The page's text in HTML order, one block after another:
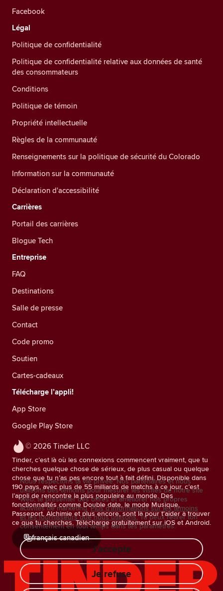
© 2026 Tinder LLC
Tinder, c’est là où les connexions commencent vraiment, que tu
cherches quelque chose de sérieux, de plus casual ou quelque
chose que tu n’as pas encore tout à fait défini. Disponible dans
190 pays, avec plus de 55 milliards de matchs à ce jour, c’est
l’appli de rencontre la plus populaire au monde. Des
fonctionnalités comme Double date, le mode Musique,
Passeport, Alchimie et plus encore, sont là pour t'aider à trouver
ce que tu cherches. Télécharge gratuitement sur iOS et Android.
français canadien
Facebook
Légal
Politique de confidentialité
Politique de confidentialité relative aux données de santé
des consommateurs
Conditions
Politique de témoin
Propriété intellectuelle
Règles de la communauté
Renseignements sur la politique de sécurité du Colorado
Information sur la communauté
Déclaration d'accessibilité
Carrières
Portail des carrières
Blogue Tech
Entreprise
FAQ
Destinations
Salle de presse
Contact
Code promo
Soutien
Cartes-cadeaux
Télécharge l’appli!
App Store
Google Play Store
Nous respectons ta vie privée. Nos partenaires et nous
utilisons des témoins pour mesurer les visites de notre site
Web, te présenter des offres et améliorer nos propres
activités de marketing. Plus d'informations sur les témoins
et les fournisseurs que nous utilisons. Tu peux retirer ton
consentement en tout temps dans tes paramètres.
J'accepte
Je refuse